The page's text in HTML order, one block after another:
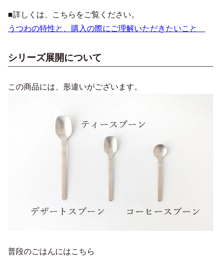
■詳しくは、こちらをご覧ください。
うつわの特性と、購入の際にご理解いただきたいこと
シリーズ展開について
この商品には、形違いがございます。
普段のごはんにはこちら